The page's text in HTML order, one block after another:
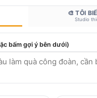
🎨 TÔI
Studio
bấm gợi ý bên dưới)